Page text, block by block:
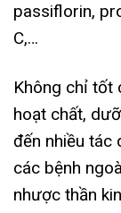
passiflorin,
C,…
Không chỉ tốt
hoạt chất,
đến nhiều tác
các bệnh
nhược thần